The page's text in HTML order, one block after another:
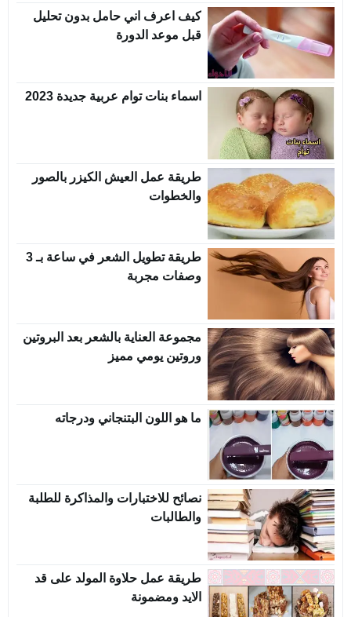
كيف اعرف اني حامل بدون تحليل
قبل موعد الدورة
اسماء بنات توام عربية جديدة 2023
طريقة عمل العيش الكيزر بالصور
والخطوات
طريقة تطويل الشعر في ساعة بـ 3
وصفات مجربة
مجموعة العناية بالشعر بعد البروتين
وروتين يومي مميز
ما هو اللون البتنجاني ودرجاته
نصائح للاختبارات والمذاكرة للطلبة
والطالبات
طريقة عمل حلاوة المولد على قد
الايد ومضمونة